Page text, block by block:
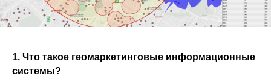
1. Что такое геомаркетинговые информационные
системы?